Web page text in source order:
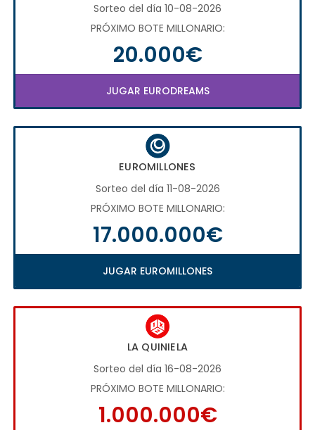
Sorteo del día 10-08-2026
PRÓXIMO BOTE MILLONARIO:
20.000€
JUGAR EURODREAMS
EUROMILLONES
Sorteo del día 11-08-2026
PRÓXIMO BOTE MILLONARIO:
17.000.000€
JUGAR EUROMILLONES
LA QUINIELA
Sorteo del día 16-08-2026
PRÓXIMO BOTE MILLONARIO:
1.000.000€